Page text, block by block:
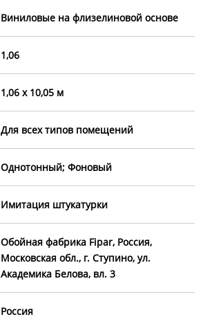
Виниловые на флизелиновой основе
1,06
1,06 х 10,05 м
Для всех типов помещений
Однотонный; Фоновый
Имитация штукатурки
Обойная фабрика Fipar, Россия,
Московская обл., г. Ступино, ул.
Академика Белова, вл. 3
Россия